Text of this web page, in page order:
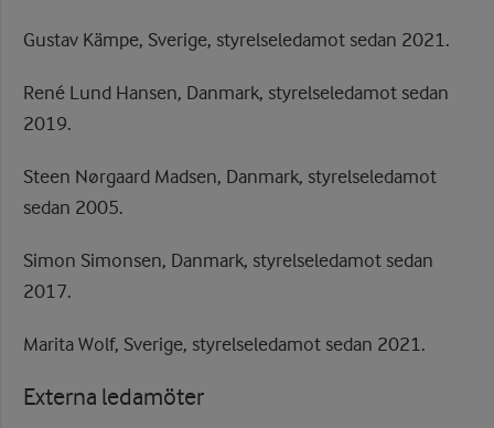
Gustav Kämpe, Sverige, styrelseledamot sedan 2021.
René Lund Hansen, Danmark, styrelseledamot sedan
2019.
Steen Nørgaard Madsen, Danmark, styrelseledamot
sedan 2005.
Simon Simonsen, Danmark, styrelseledamot sedan
2017.
Marita Wolf, Sverige, styrelseledamot sedan 2021.
Externa ledamöter